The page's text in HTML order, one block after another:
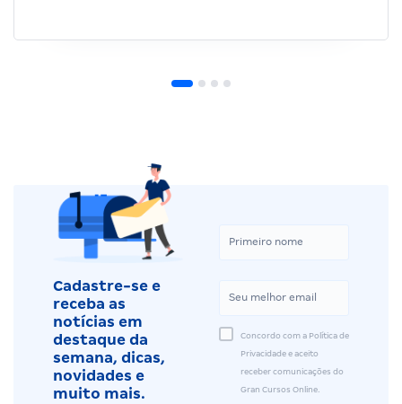
Cadastre-se e
receba as
notícias em
destaque da
semana, dicas,
novidades e
muito mais.
Concordo com a Política de
Privacidade e aceito
receber comunicações do
Gran Cursos Online.